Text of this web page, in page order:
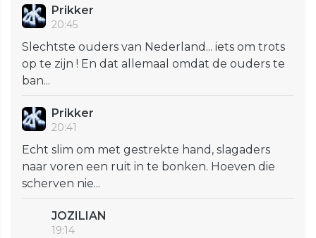
Prikker
20:45
Slechtste ouders van Nederland... iets om trots
op te zijn ! En dat allemaal omdat de ouders te
ban...
Prikker
20:41
Echt slim om met gestrekte hand, slagaders
naar voren een ruit in te bonken. Hoeven die
scherven nie...
JOZILIAN
19:14